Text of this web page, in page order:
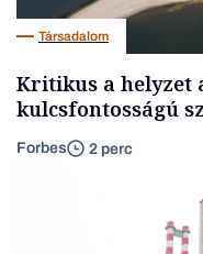
Társadalom
Kritikus a helyzet
kulcsfontosságú
Forbes 2 perc